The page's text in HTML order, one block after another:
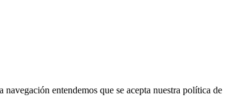
entendemos que se acepta nuestra política de